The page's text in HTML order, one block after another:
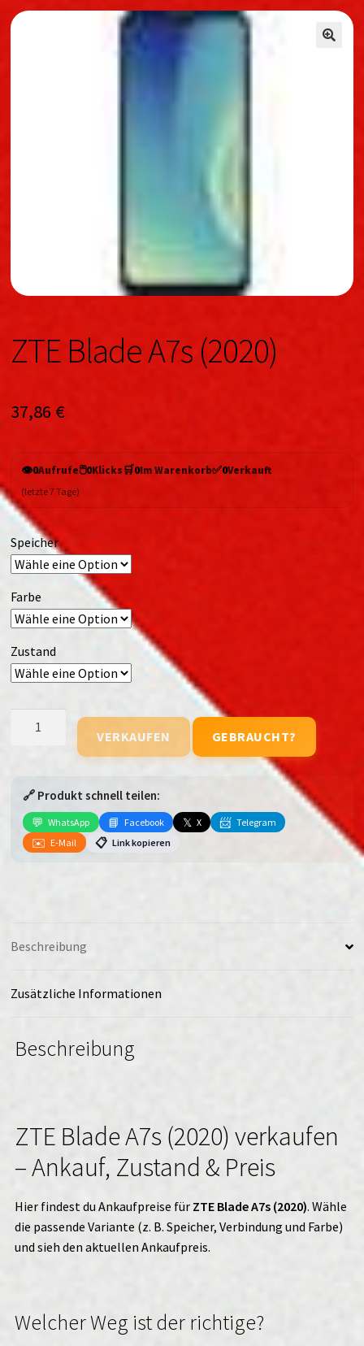
ZTE Blade A7s (2020)
37,86 €
👁️0Aufrufe🖱️0Klicks🛒0Im Warenkorb✅0Verkauft
(letzte 7 Tage)
Speicher
Farbe
Zustand
Menge
VERKAUFEN GEBRAUCHT?
🔗 Produkt schnell teilen:
💬 WhatsApp 📘 Facebook 𝕏 X 📨 Telegram
✉️ E-Mail 📋 Link kopieren
Beschreibung
Zusätzliche Informationen
Beschreibung
ZTE Blade A7s (2020) verkaufen
– Ankauf, Zustand & Preis
Hier findest du Ankaufpreise für ZTE Blade A7s (2020). Wähle
die passende Variante (z. B. Speicher, Verbindung und Farbe)
und sieh den aktuellen Ankaufpreis.
Welcher Weg ist der richtige?